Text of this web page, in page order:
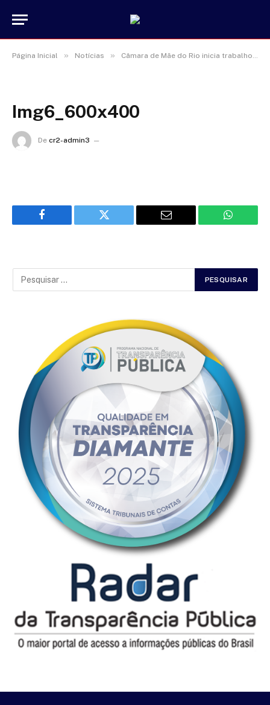
Página Inicial » Notícias » Câmara de Mãe do Rio inicia trabalhos do primeiro período legislativo de 2022
Img6_600x400
De cr2-admin3
Facebook Twitter Email